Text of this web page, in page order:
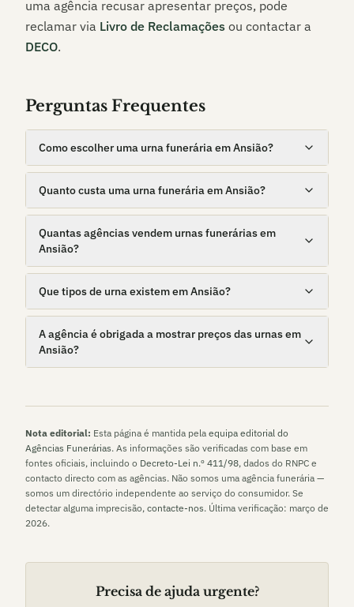
uma agência recusar apresentar preços, pode
reclamar via Livro de Reclamações ou contactar a
DECO.
Perguntas Frequentes
Como escolher uma urna funerária em Ansião?
Quanto custa uma urna funerária em Ansião?
Quantas agências vendem urnas funerárias em
Ansião?
Que tipos de urna existem em Ansião?
A agência é obrigada a mostrar preços das urnas em
Ansião?
Nota editorial: Esta página é mantida pela equipa editorial do
Agências Funerárias. As informações são verificadas com base em
fontes oficiais, incluindo o Decreto-Lei n.º 411/98, dados do RNPC e
contacto directo com as agências. Não somos uma agência funerária —
somos um directório independente ao serviço do consumidor. Se
detectar alguma imprecisão, contacte-nos. Última verificação: março de
2026.
Precisa de ajuda urgente?